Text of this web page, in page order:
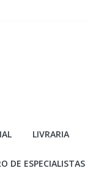
LIVRARIA
DE ESPECIALISTAS